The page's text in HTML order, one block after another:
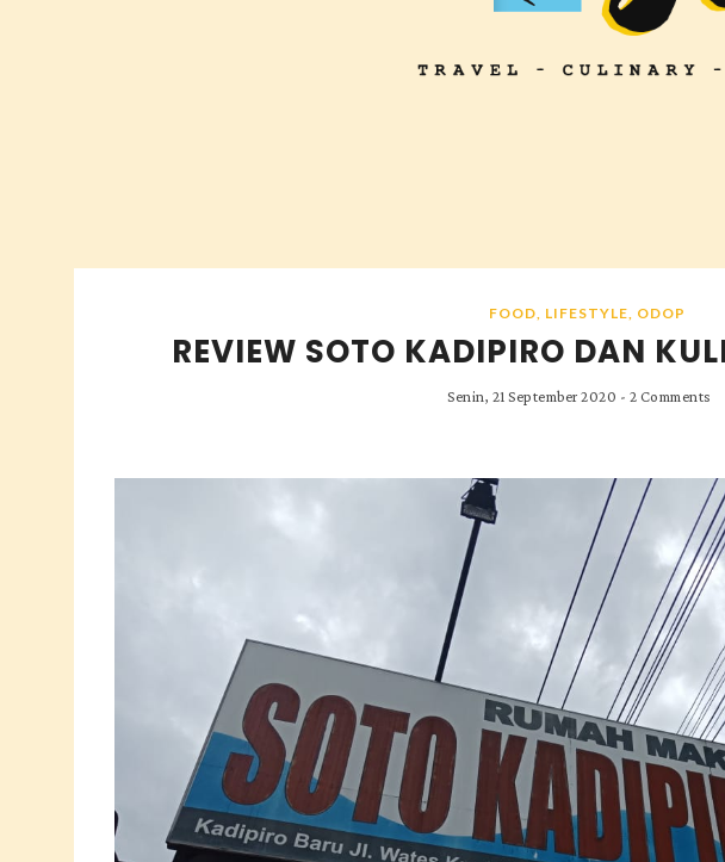
FOOD, LIFESTYLE, ODOP
REVIEW SOTO KADIPIRO DAN
Senin, 21 September 2020 - 2 Comments